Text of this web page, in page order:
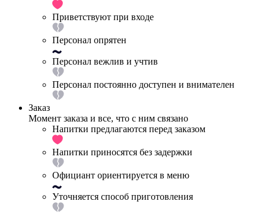
Приветствуют при входе
Персонал опрятен
Персонал вежлив и учтив
Персонал постоянно доступен и внимателен
Заказ
Момент заказа и все, что с ним связано
Напитки предлагаются перед заказом
Напитки приносятся без задержки
Официант ориентируется в меню
Уточняется способ приготовления